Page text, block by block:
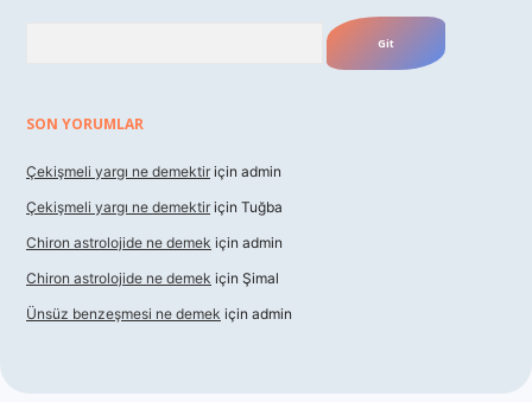
SON YORUMLAR
Çekişmeli yargı ne demektir için admin
Çekişmeli yargı ne demektir için Tuğba
Chiron astrolojide ne demek için admin
Chiron astrolojide ne demek için Şimal
Ünsüz benzeşmesi ne demek için admin